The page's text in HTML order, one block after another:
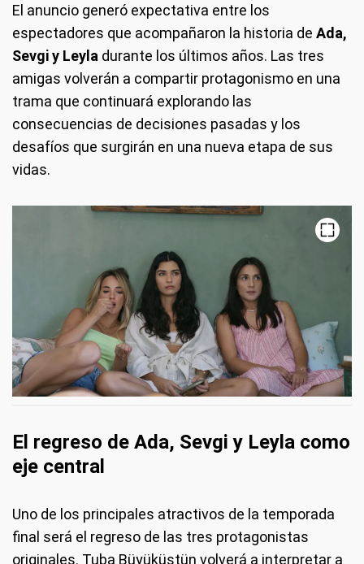
El anuncio generó expectativa entre los
espectadores que acompañaron la historia de Ada,
Sevgi y Leyla durante los últimos años. Las tres
amigas volverán a compartir protagonismo en una
trama que continuará explorando las
consecuencias de decisiones pasadas y los
desafíos que surgirán en una nueva etapa de sus
vidas.
El regreso de Ada, Sevgi y Leyla como
eje central
Uno de los principales atractivos de la temporada
final será el regreso de las tres protagonistas
originales. Tuba Büyüküstün volverá a interpretar a